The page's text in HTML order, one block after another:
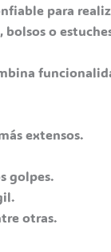
para
o
extensos.
golpes.
otras.